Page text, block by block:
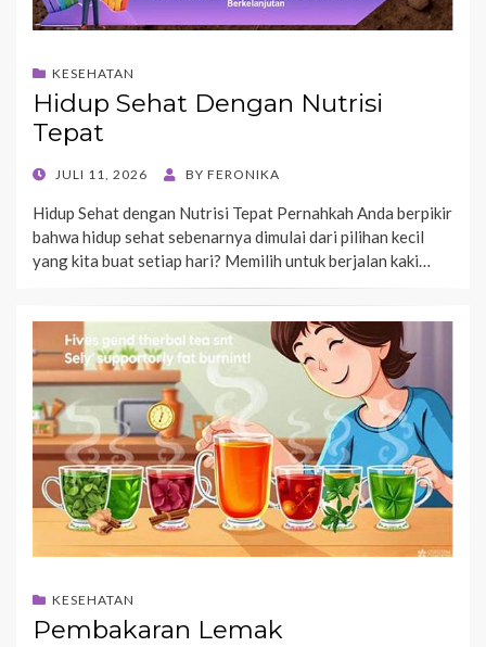
KESEHATAN
Hidup Sehat Dengan Nutrisi
Tepat
POSTEDJULI 11, 2026 BY FERONIKA
Hidup Sehat dengan Nutrisi Tepat Pernahkah Anda berpikir
bahwa hidup sehat sebenarnya dimulai dari pilihan kecil
yang kita buat setiap hari? Memilih untuk berjalan kaki…
KESEHATAN
Pembakaran Lemak